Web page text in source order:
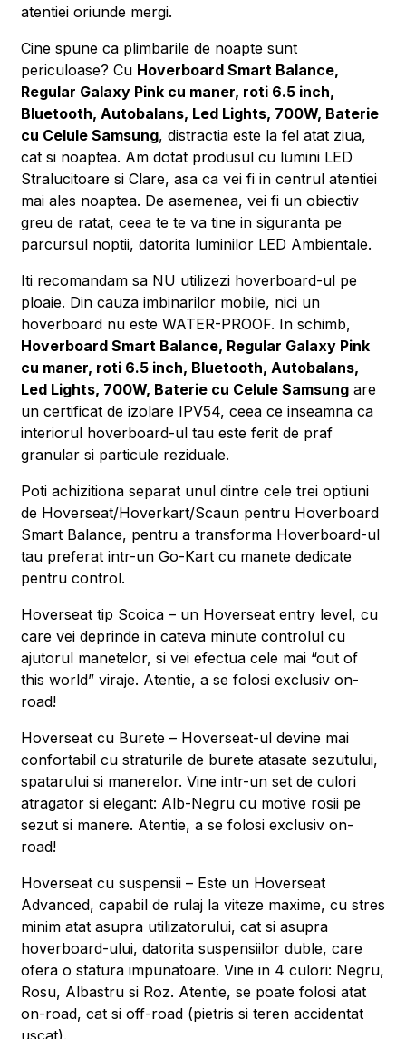
atentiei oriunde mergi.
Cine spune ca plimbarile de noapte sunt
periculoase? Cu Hoverboard Smart Balance,
Regular Galaxy Pink cu maner, roti 6.5 inch,
Bluetooth, Autobalans, Led Lights, 700W, Baterie
cu Celule Samsung, distractia este la fel atat ziua,
cat si noaptea. Am dotat produsul cu lumini LED
Stralucitoare si Clare, asa ca vei fi in centrul atentiei
mai ales noaptea. De asemenea, vei fi un obiectiv
greu de ratat, ceea te te va tine in siguranta pe
parcursul noptii, datorita luminilor LED Ambientale.
Iti recomandam sa NU utilizezi hoverboard-ul pe
ploaie. Din cauza imbinarilor mobile, nici un
hoverboard nu este WATER-PROOF. In schimb,
Hoverboard Smart Balance, Regular Galaxy Pink
cu maner, roti 6.5 inch, Bluetooth, Autobalans,
Led Lights, 700W, Baterie cu Celule Samsung are
un certificat de izolare IPV54, ceea ce inseamna ca
interiorul hoverboard-ul tau este ferit de praf
granular si particule reziduale.
Poti achizitiona separat unul dintre cele trei optiuni
de Hoverseat/Hoverkart/Scaun pentru Hoverboard
Smart Balance, pentru a transforma Hoverboard-ul
tau preferat intr-un Go-Kart cu manete dedicate
pentru control.
Hoverseat tip Scoica – un Hoverseat entry level, cu
care vei deprinde in cateva minute controlul cu
ajutorul manetelor, si vei efectua cele mai “out of
this world” viraje. Atentie, a se folosi exclusiv on-
road!
Hoverseat cu Burete – Hoverseat-ul devine mai
confortabil cu straturile de burete atasate sezutului,
spatarului si manerelor. Vine intr-un set de culori
atragator si elegant: Alb-Negru cu motive rosii pe
sezut si manere. Atentie, a se folosi exclusiv on-
road!
Hoverseat cu suspensii – Este un Hoverseat
Advanced, capabil de rulaj la viteze maxime, cu stres
minim atat asupra utilizatorului, cat si asupra
hoverboard-ului, datorita suspensiilor duble, care
ofera o statura impunatoare. Vine in 4 culori: Negru,
Rosu, Albastru si Roz. Atentie, se poate folosi atat
on-road, cat si off-road (pietris si teren accidentat